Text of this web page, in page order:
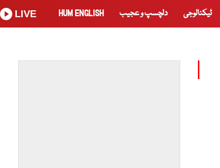
ٹیکنالوجی دلچسپ و عجیب HUM ENGLISH
LIVE